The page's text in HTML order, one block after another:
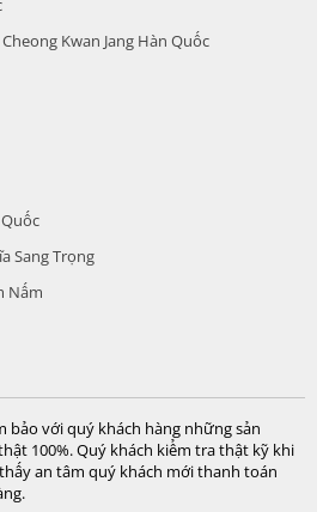
Kwan Jang Hàn Quốc
Sang Trọng
Nấm
bảo với quý khách hàng những sản
100%. Quý khách kiểm tra thật kỹ khi
an tâm quý khách mới thanh toán